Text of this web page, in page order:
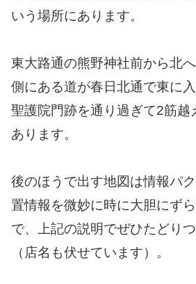
いう場所にあります。
東大路通の熊野神社前から北
側にある道が春日北通で東に入
聖護院門跡を通り過ぎて2筋越
あります。
後のほうで出す地図は情報パ
置情報を微妙に時に大胆にず
で、上記の説明でぜひたどり
（店名も伏せています）。